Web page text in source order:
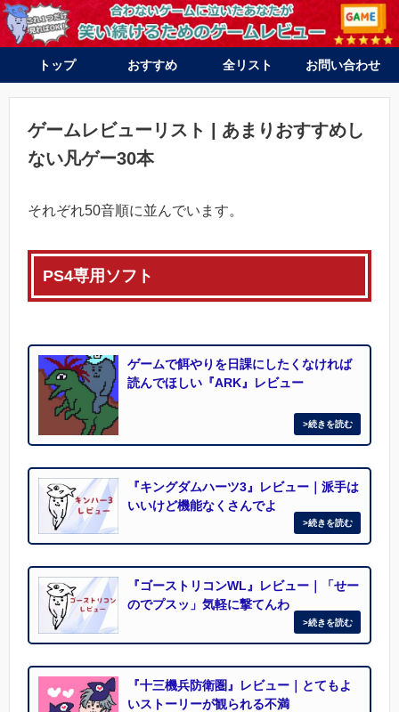
トップ おすすめ
PS4
Switch
全リスト
PS4
Switch
PS vita
3DS
お問い合わせ
ゲームレビューリスト | あまりおすすめし
ない凡ゲー30本
それぞれ50音順に並んでいます。
PS4専用ソフト
ゲームで餌やりを日課にしたくなければ
読んでほしい『ARK』レビュー
『キングダムハーツ3』レビュー｜派手は
いいけど機能なくさんでよ
『ゴーストリコンWL』レビュー｜「せー
のでプスッ」気軽に撃てんわ
『十三機兵防衛圏』レビュー｜とてもよ
いストーリーが観られる不満